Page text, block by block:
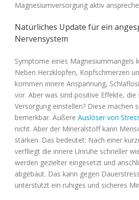
Magnesiumversorgung aktiv
Natürliches Update für ein
Nervensystem
Symptome eines Magnesiummangels
Neben Herzklopfen, Kopfschmerzen
kommen innere Anspannung,
vor. Aber was sind positive Effekte, die
Versorgung einstellen? Diese machen
bemerkbar. Äußere Auslöser von
nicht. Aber der Mineralstoff kann
stärken. Das bedeutet: Nach einer
verfliegt die innere Unruhe schneller
werden gezielter eingesetzt und
abgebaut. Das kann gegen
unterstützt ein ruhiges und sicheres